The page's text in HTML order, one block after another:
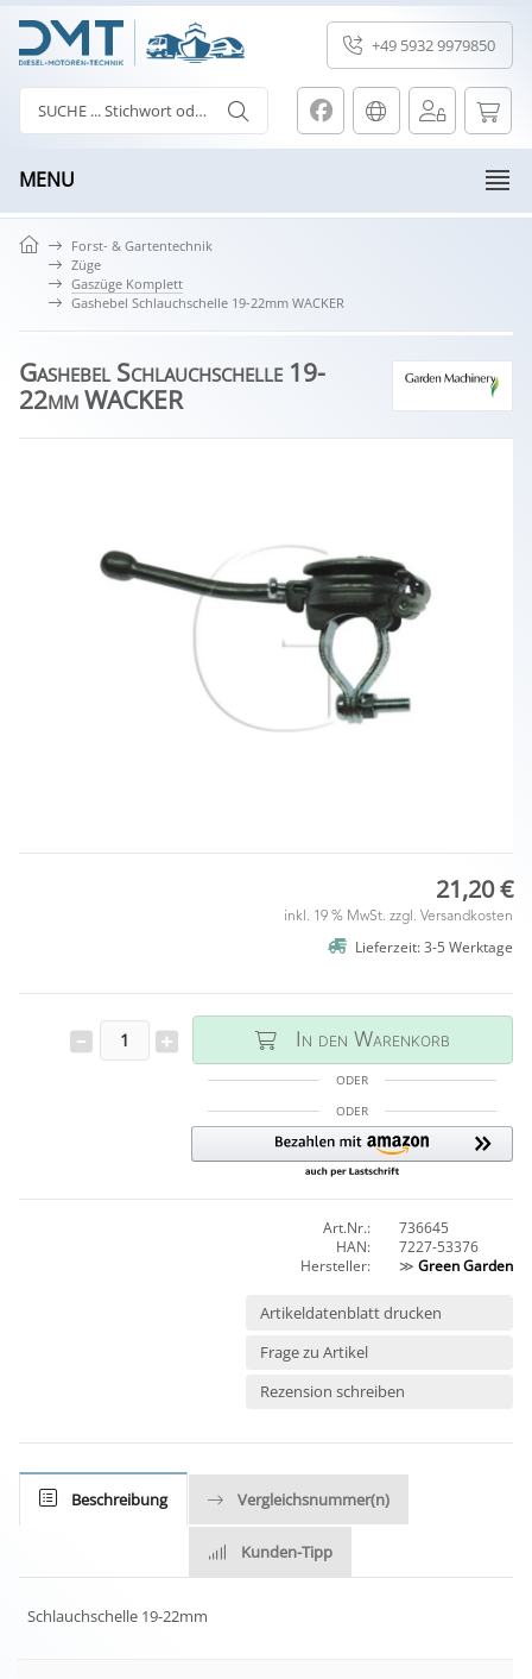
+49 5932 9979850
MENU
Forst- & Gartentechnik
Züge
Gaszüge Komplett
Gashebel Schlauchschelle 19-22mm WACKER
Gashebel Schlauchschelle 19-
22mm WACKER
21,20 €
inkl. 19 % MwSt. zzgl. Versandkosten
Lieferzeit: 3-5 Werktage
In den Warenkorb
ODER
ODER
Art.Nr.:
736645
HAN:
7227-53376
Hersteller:
≫ Green Garden
Artikeldatenblatt drucken
Frage zu Artikel
Rezension schreiben
Beschreibung Vergleichsnummer(n)
Kunden-Tipp
Schlauchschelle 19-22mm